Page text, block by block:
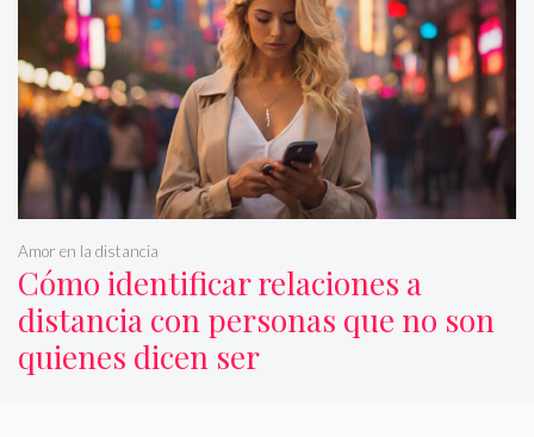
Cómo identificar relaciones a
distancia con personas que no son
quienes dicen ser
Amor en la distancia